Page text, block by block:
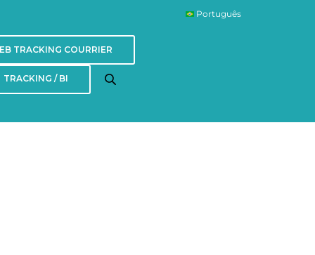
Português
TRACKING COURRIER
TRACKING / BI